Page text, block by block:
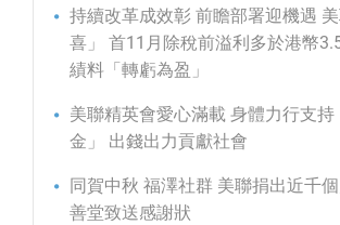
持續改革成效彰 前瞻部署迎機遇
喜」 首11月除稅前溢利多於港幣
績料「轉虧為盈」
美聯精英會愛心滿載 身體力行支持
金」 出錢出力貢獻社會
同賀中秋 福澤社群 美聯捐出近千
善堂致送感謝狀